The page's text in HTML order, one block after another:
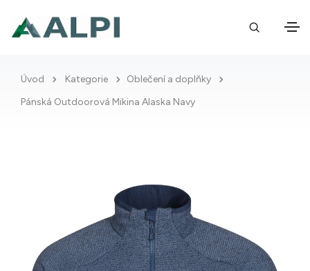
Úvod Kategorie
Oblečení a doplňky
Pánská Outdoorová Mikina Alaska Navy